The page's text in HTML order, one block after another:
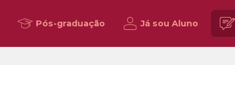
Pós-graduação Já sou Aluno